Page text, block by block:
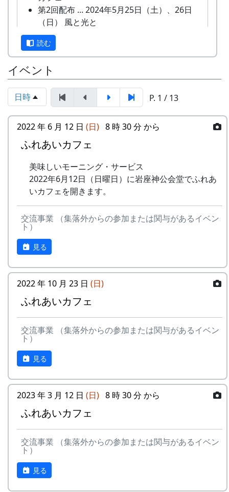
毎月第2日曜日の「ふれあいカフェ」や、10月20
日の「棚田の収穫祭」など、岩座神のイベントの
時においでください。
2024-09-08 ふれあいカフェ
2024-10-20 棚田収穫祭 2024
スタンプの台帳 = まるごとガイド
スタンプラリーでは、『まるごとガイド』をスタ
ンプ台帳として使います。
「棚田の里 岩座神」は 69 ページ、No. 173 で
スタンプラリー
正式なスタンプラリーには、アナログ5コース、
特典があたえられます。
特別展マグネット（5個セット）
ガチャ1回チャレンジ
詳しくは 北はりま田園空間博物館 特別展＞スタ
ンプラリー を参照して下さい。
第2回配布 ... 2024年5月25日（土）、26日
（日） 風と光と
以下、順次イベントごとに配布します。
配布方法について
出来るだけ多くの方に棚田カードを受け取って頂
きたいのですが、カードの趣旨や配布の手間、公
平性などを考えて、以下の要領で配布します。
岩座神で開かれる各種イベントのときに、そ
郵送対応はしません
1人1回につき、4種類あるうちの1枚をお渡し
します
4種類揃えたい方は岩座神に4回来てくださいね。
イベントの内容や開催日時等については、イベン
トのページでご確認ください。
毎月第2日曜日には「ふれあいカフェ」を開いて
います（8:30 - 10:00）が、中止する場合もありま
すので、ご注意ください。
なお、イベント当日以外に岩座神を訪問なさる場
合でも、事前に御連絡をいただければ、棚田カー
ドをお渡しすることが出来る場合もありますの
で、お気軽にお問い合せください。ただし、当方
の都合によって対応できないこともありますの
で、悪しからずご了承ください。
（連絡には 問い合せフォーム をご利用くださ
い。）
読む
イベント
日時 P. 1 / 13
2022 年 6 月 12 日 (日) 8 時 30 分 から
ふれあいカフェ
美味しいモーニング・サービス
2022年6月12日（日曜日）に岩座神公会堂でふれあ
いカフェを開きます。
交流事業 （集落外からの参加または関与があるイベン
ト）
見る
2022 年 10 月 23 日 (日)
ふれあいカフェ
交流事業 （集落外からの参加または関与があるイベン
ト）
見る
2023 年 3 月 12 日 (日) 8 時 30 分 から
ふれあいカフェ
交流事業 （集落外からの参加または関与があるイベン
ト）
見る